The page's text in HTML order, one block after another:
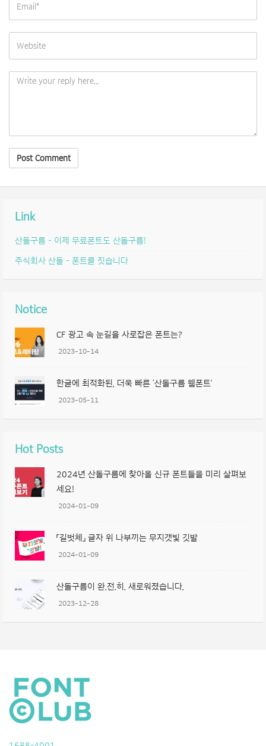
Link
산돌구름 – 이제 무료폰트도 산돌구름!
주식회사 산돌 – 폰트를 짓습니다
Notice
CF 광고 속 눈길을 사로잡은 폰트는?
2023-10-14
한글에 최적화된, 더욱 빠른 ‘산돌구름 웹폰트’
2023-05-11
Hot Posts
2024년 산돌구름에 찾아올 신규 폰트들을 미리 살펴보
세요!
2024-01-09
「길벗체」 글자 위 나부끼는 무지갯빛 깃발
2024-01-09
산돌구름이 완.전.히. 새로워졌습니다.
2023-12-28